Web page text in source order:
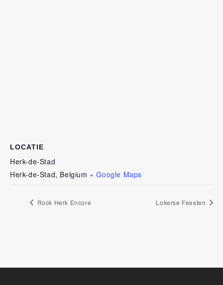
LOCATIE
Herk-de-Stad
Herk-de-Stad, Belgium + Google Maps
Rock Herk Encore Lokerse Feesten